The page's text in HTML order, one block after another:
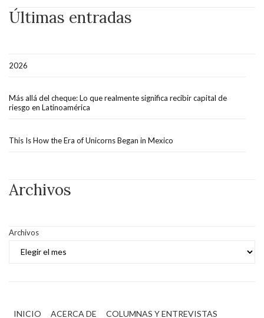
Últimas entradas
2026
Más allá del cheque: Lo que realmente significa recibir capital de
riesgo en Latinoamérica
This Is How the Era of Unicorns Began in Mexico
Archivos
Archivos
INICIO ACERCA DE COLUMNAS Y ENTREVISTAS